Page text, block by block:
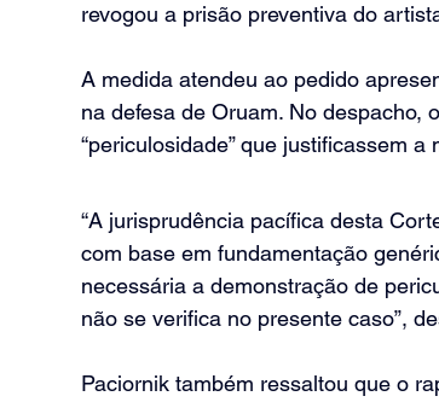
revogou a prisão preventiva do
A medida atendeu ao pedido
na defesa de Oruam. No despacho,
“periculosidade” que justificassem a
“A jurisprudência pacífica desta
com base em fundamentação
necessária a demonstração de
não se verifica no presente caso”,
Paciornik também ressaltou que o